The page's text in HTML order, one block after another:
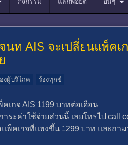
นท AIS จะเปลี่ยนแพ็ค
งผู้บริโภค ร้องทุกข์
เกจ AIS 1199 บาทต่อเดือน
าระค่าใช้จ่ายส่วนนี้ เลยโทรไป call
แพ็คเกจที่แพงขึ้น 1299 บาท และถา